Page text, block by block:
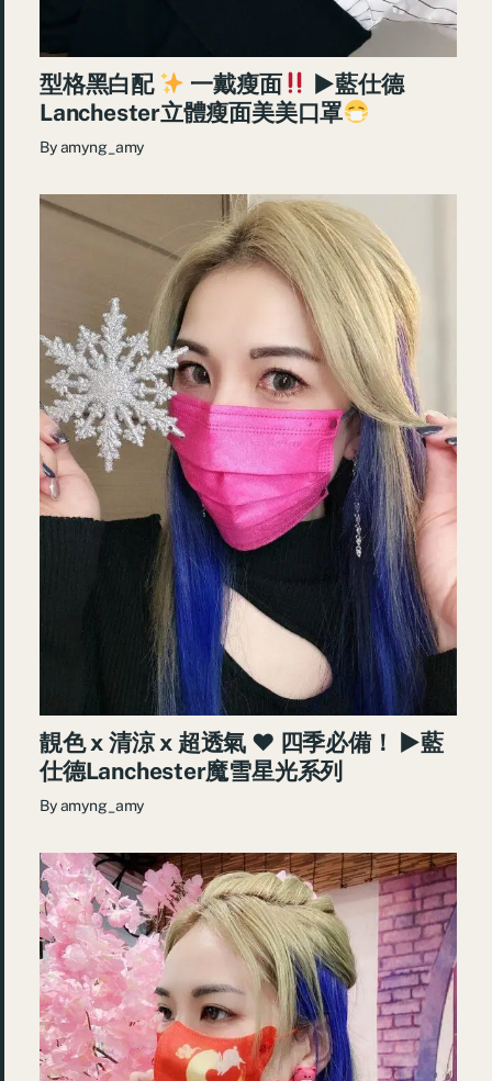
型格黑白配 一戴瘦面
►藍仕德
Lanchester立體瘦面美美口罩
Byamyng_amy
靚色 x 清涼 x 超透氣 ♥ 四季必備！ ►藍
仕德Lanchester魔雪星光系列
Byamyng_amy